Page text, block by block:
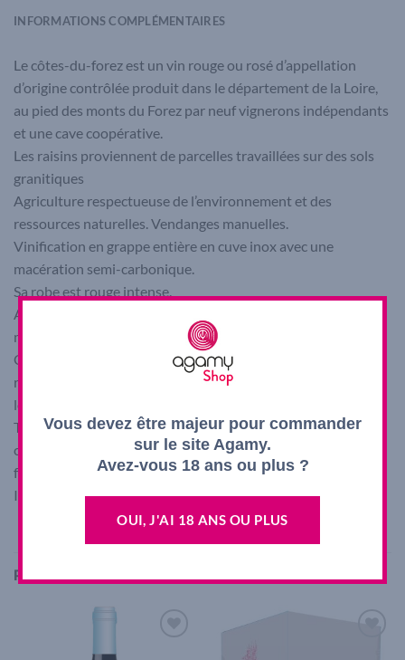
INFORMATIONS COMPLÉMENTAIRES
Le côtes-du-forez est un vin rouge ou rosé d’appellation
d’origine contrôlée produit dans le département de la Loire,
au pied des monts du Forez par neuf vignerons indépendants
et une cave coopérative.
Les raisins proviennent de parcelles travaillées sur des sols
granitiques
Agriculture respectueuse de l’environnement et des
ressources naturelles. Vendanges manuelles.
Vinification en grappe entière en cuve inox avec une
macération semi-carbonique.
Sa robe est rouge intense.
Arômes délicats de fruits rouges fraîchement cueillis (fraise,
mûre, cassis)
C’est un vin très expressif, souple et soyeux avec une belle
rondeur et soutenu par des tannins légers. Une belle
longueur en bouche.
Température de service idéale 15°C. avec une assiette de
charcuterie, de la viande grillée ou encore un plateau de
fromages secs.
Il peut se garder 2 à 3 ans.
PRODUITS SIMILAIRES
Vous devez être majeur pour commander
sur le site Agamy.
Avez-vous 18 ans ou plus ?
OUI, J'AI 18 ANS OU PLUS